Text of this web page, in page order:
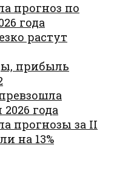
прогноз по
года
растут
прибыль
года
прогнозы за II
на 13%